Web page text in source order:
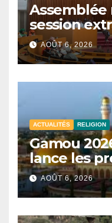
Assemblée
session
convoquée
plusieurs
d’enquête
AOÛT 6, 2026
ACTUALITÉS RELIGION
Gamou
lance les
signe de
AOÛT 6, 2026